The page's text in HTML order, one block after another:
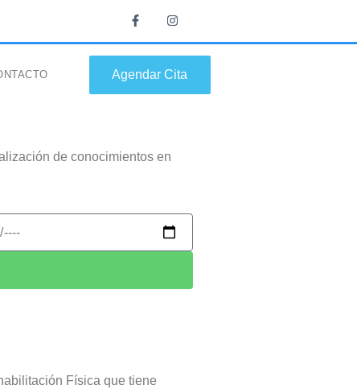
Agendar Cita
de conocimientos en
Física que tiene